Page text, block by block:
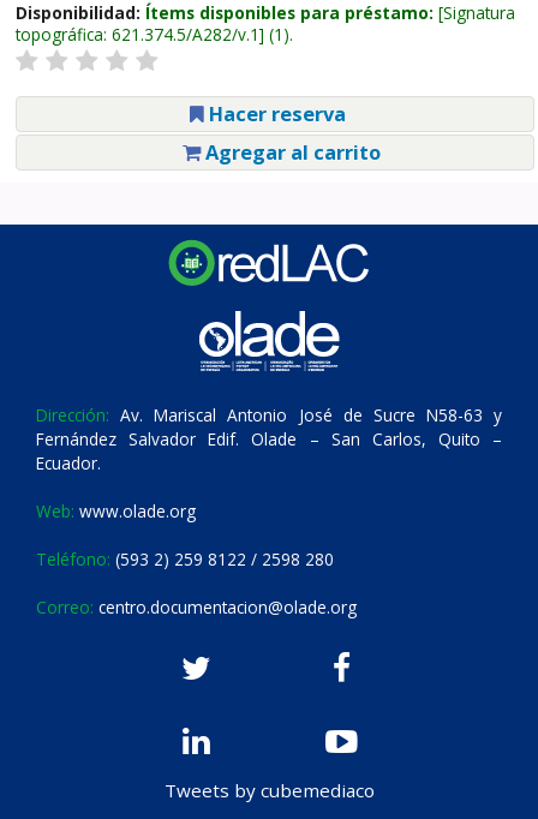
Disponibilidad: Ítems disponibles para préstamo: Signatura
topográfica: 621.374.5/A282/v.1 (1).
Hacer reserva
Agregar al carrito
Dirección: Av. Mariscal Antonio José de Sucre N58-63 y
Fernández Salvador Edif. Olade – San Carlos, Quito –
Ecuador.
Web: www.olade.org
Teléfono: (593 2) 259 8122 / 2598 280
Correo: centro.documentacion@olade.org
Tweets by cubemediaco